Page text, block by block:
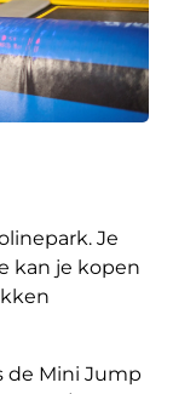
Je
kan je kopen
de Mini Jump